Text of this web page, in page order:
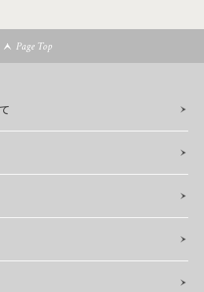
Page Top